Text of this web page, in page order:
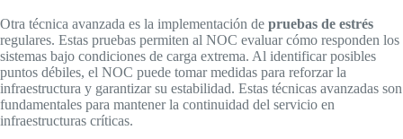
Otra técnica avanzada es la implementación de pruebas de estrés
regulares. Estas pruebas permiten al NOC evaluar cómo responden los
sistemas bajo condiciones de carga extrema. Al identificar posibles
puntos débiles, el NOC puede tomar medidas para reforzar la
infraestructura y garantizar su estabilidad. Estas técnicas avanzadas son
fundamentales para mantener la continuidad del servicio en
infraestructuras críticas.